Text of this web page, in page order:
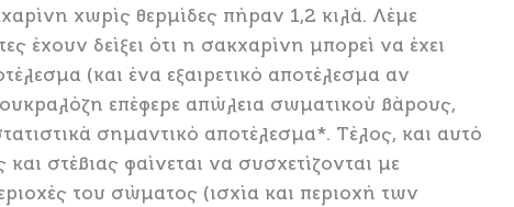
χωρίς θερμίδες πήραν 1,2 κιλά. Λέμε
έχουν δείξει ότι η σακχαρίνη μπορεί να έχει
(και ένα εξαιρετικό αποτέλεσμα αν
επέφερε απώλεια σωματικού βάρους,
σημαντικό αποτέλεσμα*. Τέλος, και αυτό
στέβιας φαίνεται να συσχετίζονται με
του σώματος (ισχία και περιοχή των